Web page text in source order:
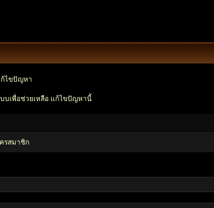
ก้ไขปัญหา
บเพื่อช่วยเหลือ แก้ไขปัญหานี้
รสมาชิก